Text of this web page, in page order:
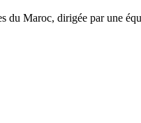
du Maroc, dirigée par une